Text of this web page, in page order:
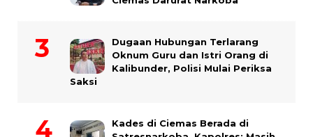
Dugaan Hubungan Terlarang
Oknum Guru dan Istri Orang di
Kalibunder, Polisi Mulai Periksa
Saksi
Kades di Ciemas Berada di